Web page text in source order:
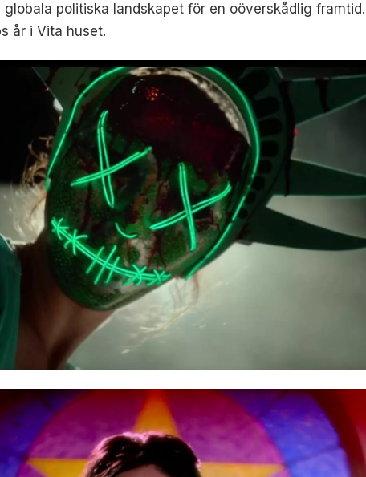
politiska landskapet för en oöverskådlig
år i Vita huset.